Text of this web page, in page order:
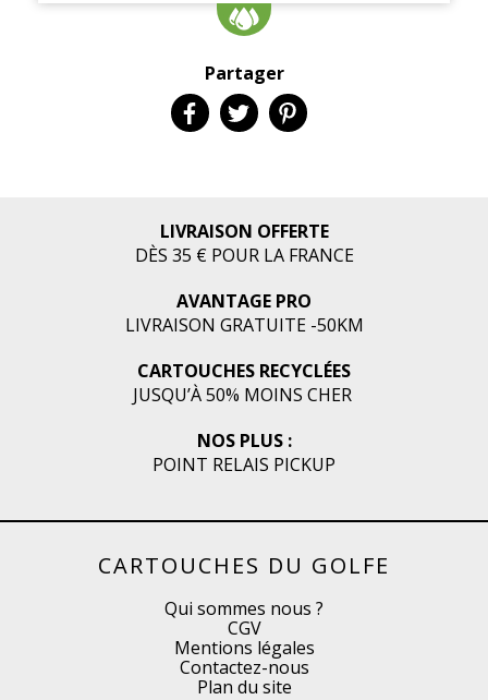
Partager
LIVRAISON OFFERTE
DÈS 35 € POUR LA FRANCE
AVANTAGE PRO
LIVRAISON GRATUITE -50KM
CARTOUCHES RECYCLÉES
JUSQU’À 50% MOINS CHER
NOS PLUS :
POINT RELAIS PICKUP
CARTOUCHES DU GOLFE
Qui sommes nous ?
CGV
Mentions légales
Contactez-nous
Plan du site